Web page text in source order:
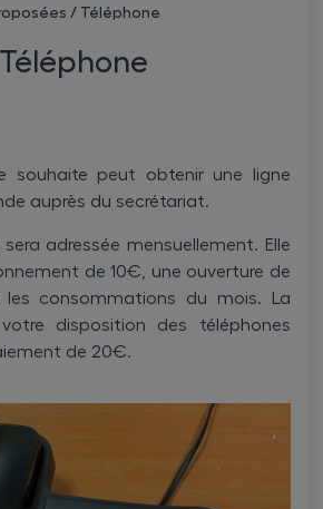
/ Téléphone
Téléphone
souhaite peut obtenir une ligne
auprès du secrétariat.
adressée mensuellement. Elle
de 10€, une ouverture de
consommations du mois. La
disposition des téléphones
de 20€.